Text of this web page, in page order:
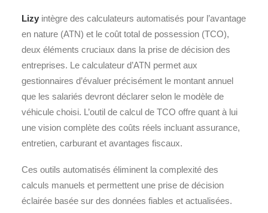
Lizy intègre des calculateurs automatisés pour l’avantage
en nature (ATN) et le coût total de possession (TCO),
deux éléments cruciaux dans la prise de décision des
entreprises. Le calculateur d’ATN permet aux
gestionnaires d’évaluer précisément le montant annuel
que les salariés devront déclarer selon le modèle de
véhicule choisi. L’outil de calcul de TCO offre quant à lui
une vision complète des coûts réels incluant assurance,
entretien, carburant et avantages fiscaux.
Ces outils automatisés éliminent la complexité des
calculs manuels et permettent une prise de décision
éclairée basée sur des données fiables et actualisées.